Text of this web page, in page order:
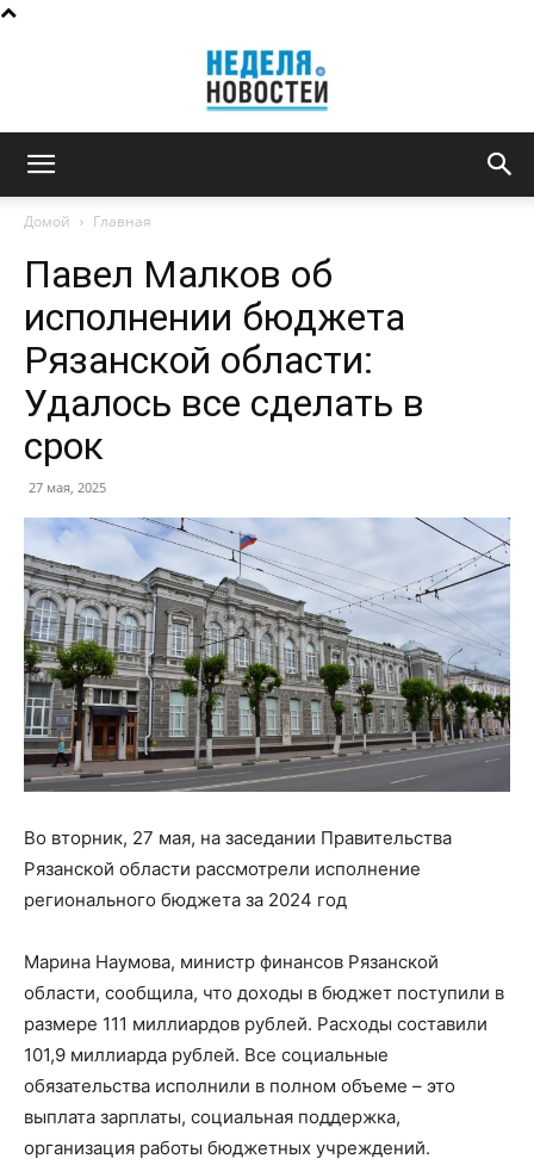
новостей
Домой Главная
Павел Малков об
исполнении бюджета
Рязанской области:
Удалось все сделать в
срок
27 мая, 2025
Во вторник, 27 мая, на заседании Правительства
Рязанской области рассмотрели исполнение
регионального бюджета за 2024 год
Марина Наумова, министр финансов Рязанской
области, сообщила, что доходы в бюджет поступили в
размере 111 миллиардов рублей. Расходы составили
101,9 миллиарда рублей. Все социальные
обязательства исполнили в полном объеме – это
выплата зарплаты, социальная поддержка,
организация работы бюджетных учреждений.